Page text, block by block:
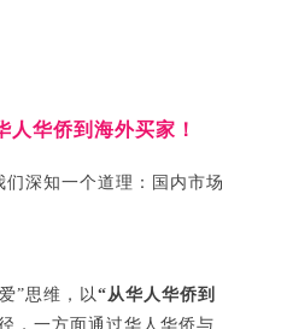
人华侨到海外买家！
们深知一个道理：国内市场
”思维，以“从华人华侨到
，一方面通过华人华侨与